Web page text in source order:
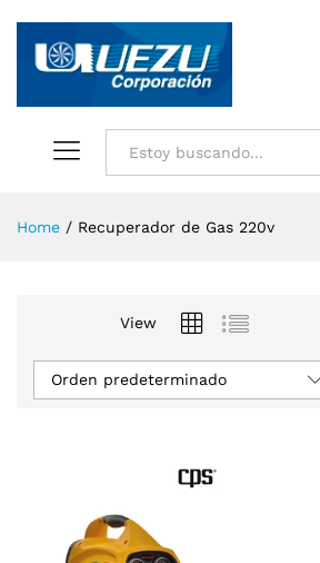
Home / Recuperador de Gas 220v
View
Orden predeterminado